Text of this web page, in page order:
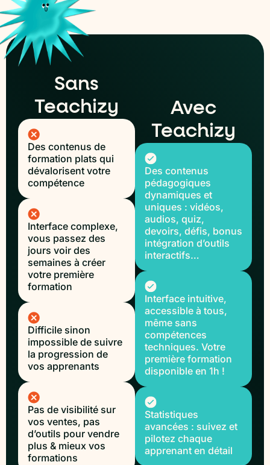
Sans
Teachizy
Des contenus de
formation plats qui
dévalorisent votre
compétence
Interface complexe,
vous passez des
jours voir des
semaines à créer
votre première
formation
Difficile sinon
impossible de suivre
la progression de
vos apprenants
Pas de visibilité sur
vos ventes, pas
d’outils pour vendre
plus & mieux vos
formations
Avec
Teachizy
Des contenus
pédagogiques
dynamiques et
uniques : vidéos,
audios, quiz,
devoirs, défis, bonus
intégration d’outils
interactifs…
Interface intuitive,
accessible à tous,
même sans
compétences
techniques. Votre
première formation
disponible en 1h !
Statistiques
avancées : suivez et
pilotez chaque
apprenant en détail